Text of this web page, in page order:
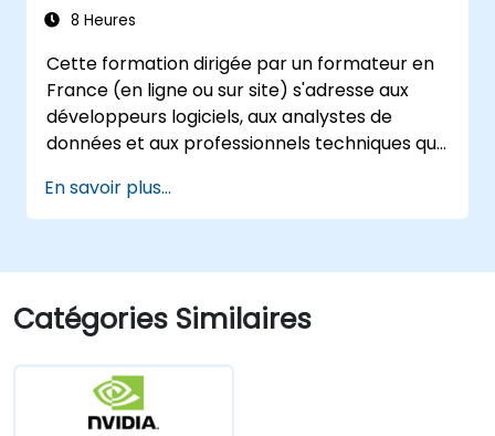
8 Heures
Cette formation dirigée par un formateur en
France (en ligne ou sur site) s'adresse aux
développeurs logiciels, aux analystes de
données et aux professionnels techniques qui
pour construire, former et déployer des
modèles d'apprentissage profond pour la
langage naturel et les applications
multimodales.
En savoir plus...
Catégories Similaires